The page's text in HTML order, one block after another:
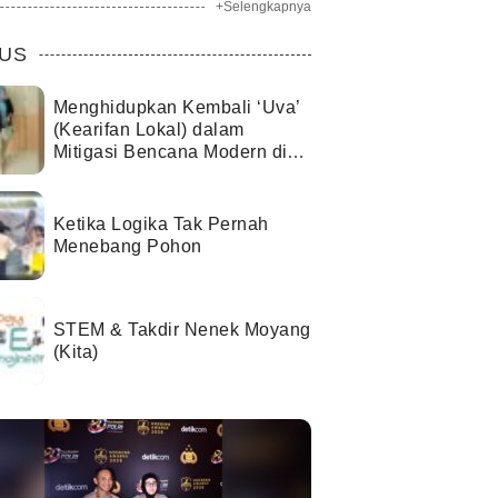
+Selengkapnya
Menghidupkan Kembali ‘Uva’
(Kearifan Lokal) dalam
Mitigasi Bencana Modern di
Ketika Logika Tak Pernah
Menebang Pohon
STEM & Takdir Nenek Moyang
(Kita)